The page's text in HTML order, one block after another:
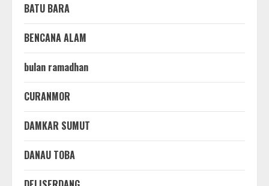
BATU BARA
BENCANA ALAM
bulan ramadhan
CURANMOR
DAMKAR SUMUT
DANAU TOBA